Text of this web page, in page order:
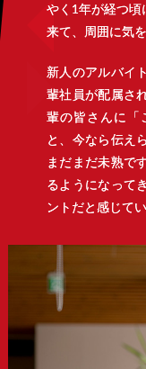
やく1年が経つ頃
来て、周囲に気
新人のアルバイ
輩社員が配属さ
輩の皆さんに「
と、今なら伝え
まだまだ未熟で
るようになって
ントだと感じてい